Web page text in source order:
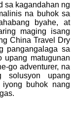
sa kagandahan ng
na buhok sa
byahe, at
maging isang
China Travel Dry
pangangalaga sa
upang matugunan
go adventurer, na
solusyon upang
buhok nang